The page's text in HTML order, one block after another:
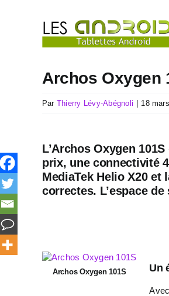
Archos Oxygen
Par Thierry Lévy-Abégnoli 18
L’Archos Oxygen
prix, une connectivité
MediaTek Helio X20
correctes. L’espace
Archos Oxygen 101S Un